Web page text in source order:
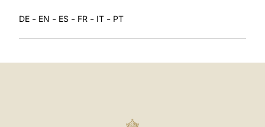
DE - EN - ES - FR - IT - PT